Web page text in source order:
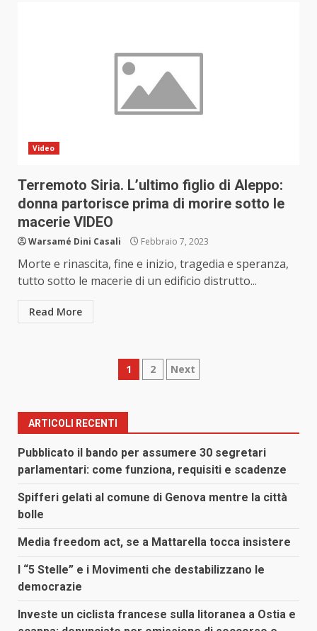
Video
Terremoto Siria. L’ultimo figlio di Aleppo:
donna partorisce prima di morire sotto le
macerie VIDEO
Warsamé Dini Casali Febbraio 7, 2023
Morte e rinascita, fine e inizio, tragedia e speranza,
tutto sotto le macerie di un edificio distrutto...
Read More
Paginazione
articoli
1 2 Next
ARTICOLI RECENTI
Pubblicato il bando per assumere 30 segretari
parlamentari: come funziona, requisiti e scadenze
Spifferi gelati al comune di Genova mentre la città
bolle
Media freedom act, se a Mattarella tocca insistere
I “5 Stelle” e i Movimenti che destabilizzano le
democrazie
Investe un ciclista francese sulla litoranea a Ostia e